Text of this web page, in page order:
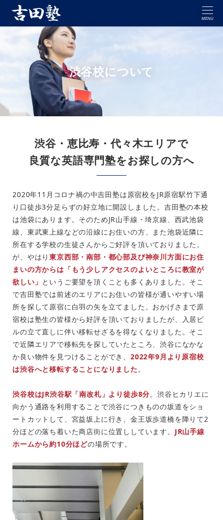
MENU
渋谷校について
渋谷・恵比寿・代々木エリアで
良質な英語専門塾をお探しの方へ
2020年11月コロナ禍の中吉田塾は原宿校をJR原宿駅竹下通
り口徒歩3分足らずの好立地に開設しました。吉田塾の本校
は池袋にあります。そのためJR山手線・埼京線、西武池袋
線、東武東上線などの沿線にお住いの方、また池袋近隣に
所在する学校の生徒さんからご好評を頂いておりました。
が、やはり東京西部・南部・都心部及び神奈川方面にお住
まいの方からは「もう少しアクセスのよいところに教室が
欲しい」 というご要望を頂くことも多くありました。そこ
で吉田塾では前述のエリアにお住いの皆様が通いやすい場
所を探して原宿に白羽の矢を立てました。おかげさまで原
宿校は塾生の皆様から好評を頂いておりましたが、入居ビ
ルの立て直しに伴い移転せざるを得なくなりました。そこ
で近隣エリアで移転先を探していたところ、渋谷になかな
か良い物件を見つけることができ、 2022年9月より原宿校
は渋谷へと移転することになりました。
渋谷校はJR渋谷駅「南改札」より徒歩8分。渋谷ヒカリエに
向かう通路を利用することで渋谷につきものの坂道をショ
ートカットして、宮益坂上に行き、金王坂歩道橋を降りて2
分ほどの落ち着いた商店街に位置ししています。 JR山手線
ホームから約10分ほどの場所です。